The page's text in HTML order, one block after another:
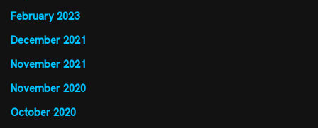
February 2023
December 2021
November 2021
November 2020
October 2020